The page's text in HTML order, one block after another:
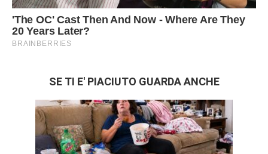
SE TI E' PIACIUTO GUARDA ANCHE